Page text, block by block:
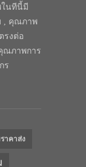
นทีนี้มี
, คุณภาพ
รงต่อ
ณภาพการ
ร
าคาส่ง